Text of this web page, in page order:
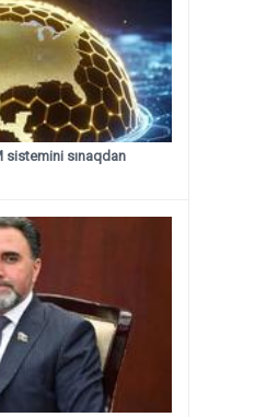
sistemini sınaqdan